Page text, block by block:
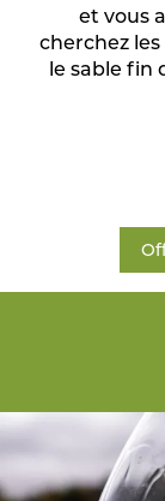
et vous
cherchez
le sable fin